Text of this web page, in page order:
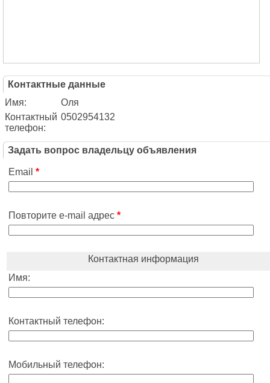
Контактные данные
Имя:
Оля
Контактный
телефон:
0502954132
Задать вопрос владельцу объявления
Email *
Повторите e-mail адрес *
Контактная информация
Имя:
Контактный телефон:
Мобильный телефон: